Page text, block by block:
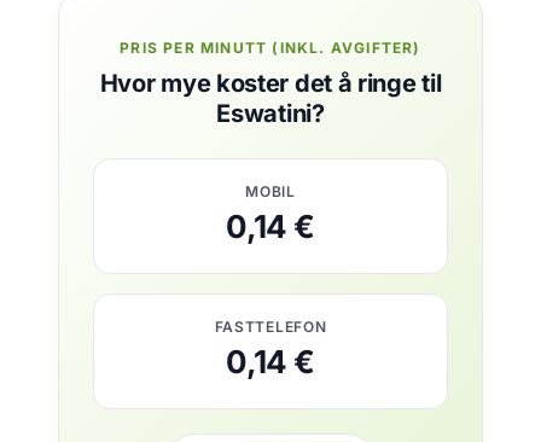
PRIS PER MINUTT (INKL. AVGIFTER)
Hvor mye koster det å ringe til
Eswatini?
MOBIL
0,14 €
FASTTELEFON
0,14 €